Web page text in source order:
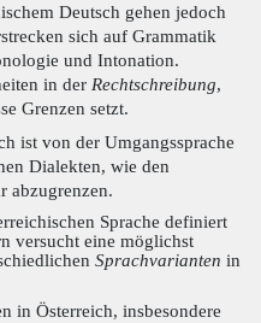
Deutsch gehen jedoch
sich auf Grammatik
und Intonation.
in der Rechtschreibung,
Grenzen setzt.
ist von der Umgangssprache
Dialekten, wie den
abzugrenzen.
Sprache definiert
versucht eine möglichst
Sprachvarianten in
in Österreich, insbesondere